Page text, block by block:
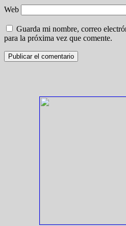
Web
Guarda mi nombre, correo
para la próxima vez que comente.